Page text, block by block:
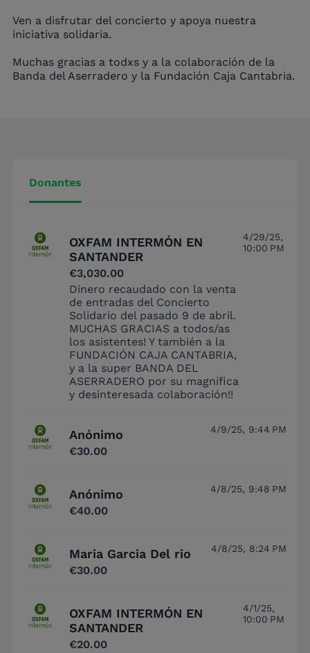
Ven a disfrutar del concierto y apoya nuestra
iniciativa solidaria.
Muchas gracias a todxs y a la colaboración de la
Banda del Aserradero y la Fundación Caja Cantabria.
Donantes
OXFAM INTERMÓN EN
SANTANDER
€3,030.00
Dinero recaudado con la venta
de entradas del Concierto
Solidario del pasado 9 de abril.
MUCHAS GRACIAS a todos/as
los asistentes! Y también a la
FUNDACIÓN CAJA CANTABRIA,
y a la super BANDA DEL
ASERRADERO por su magnífica
y desinteresada colaboración!!
4/29/25,
10:00 PM
Anónimo
€30.00
4/9/25, 9:44 PM
Anónimo
€40.00
4/8/25, 9:48 PM
Maria Garcia Del rio
€30.00
4/8/25, 8:24 PM
OXFAM INTERMÓN EN
SANTANDER
€20.00
4/1/25,
10:00 PM